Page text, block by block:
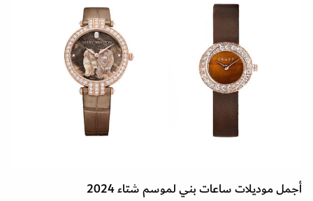
أجمل موديلات ساعات بني لموسم شتاء 2024